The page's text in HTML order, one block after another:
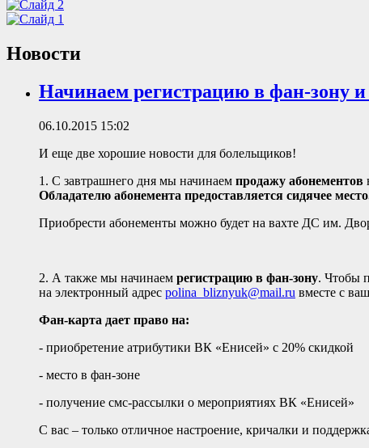
Новости
Начинаем регистрацию в фан-зону
06.10.2015 15:02
И еще две хорошие новости для болельщиков!
1. С завтрашнего дня мы начинаем продажу абонементов
Обладателю абонемента предоставляется сидячее
Приобрести абонементы можно будет на вахте ДС им.
2. А также мы начинаем регистрацию в фан-зону. Чтобы
на электронный адрес polina_bliznyuk@mail.ru вместе с
Фан-карта дает право на:
- приобретение атрибутики ВК «Енисей» с 20% скидкой
- место в фан-зоне
- получение смс-рассылки о мероприятиях ВК «Енисей»
С вас – только отличное настроение, кричалки и